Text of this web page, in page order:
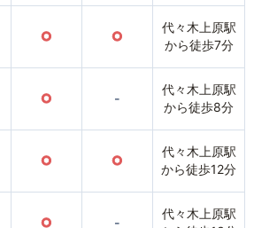
○ ○
代々木上原駅
から徒歩7分
○ -
代々木上原駅
から徒歩8分
○ ○
代々木上原駅
から徒歩12分
○ -
代々木上原駅